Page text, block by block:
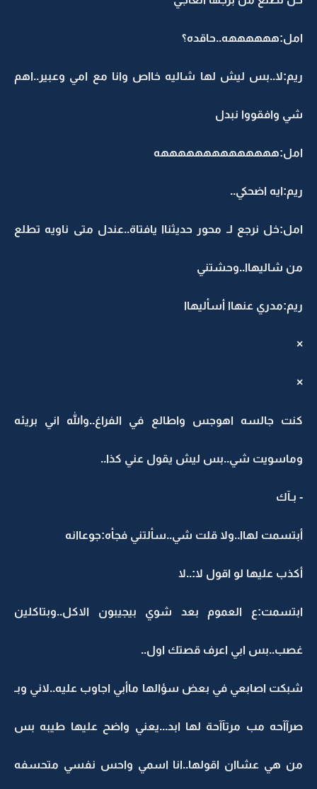
امل:ههههههه..حاقده؟
ريم:لا..بس ليش لها شاليه خااص وانا مع امي وعبير..اهم
شي وافقووا نبدل
امل:ههههههههههههههه
ريم:ايه اضحكي..
امل:خل نرجع لـ محور حديثناا يافتاة..عندل متى ناويه تطلع
من شاليهاا..وحشتني
ريم:مدري عنهاا أسأليهاا
×
×
كنت جالسه اهوجس واطالع في الفراغ..والله اني بريئه
وماسويت شي..بس ليش يقول عني كذا..
- بـآك
أبتسمت لهاا..ولا قلت شي..سألتني فجأه:جوعاانه
أكذب عليها لو اقول لا:..لا
ابتسمت:ع العموم بعد شوي بيجيبون الاكل..وبتاكلين
غصب..بس ابي اعرف قصتك اول..
شبكت اصابعي في بعض سؤالها ماأبي اجاوب عليه..لاني وبـ
صرآآحه مب مرتآآحة لها ابد...يعني واضح عليها طيبه بس
من هي عشاان اقولها..انا اسمي واحس نفسي متحسفه